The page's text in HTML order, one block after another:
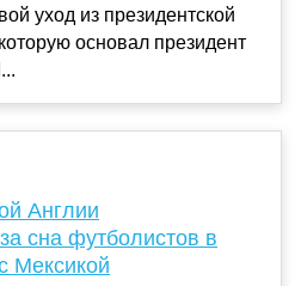
уход из президентской
основал президент
Англии
сна футболистов в
Мексикой